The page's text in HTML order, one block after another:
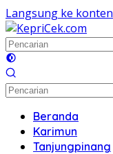
Langsung ke konten
Beranda
Karimun
Tanjungpinang